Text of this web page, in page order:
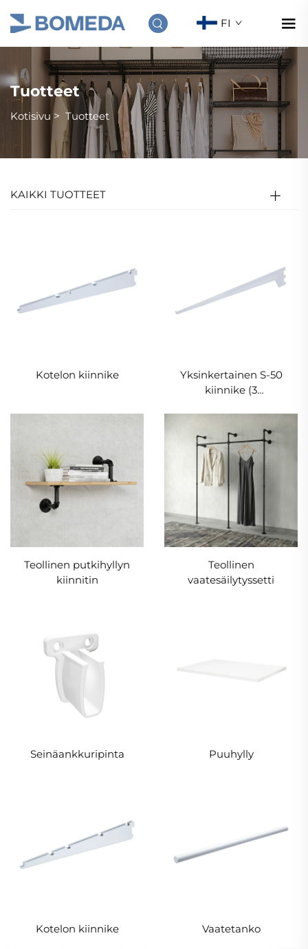
FI
Tuotteet
Kotisivu > Tuotteet
KAIKKI TUOTTEET
Kotelon kiinnike
Yksinkertainen S-50
kiinnike (3
Teollinen putkihyllyn
kiinnitin
Teollinen
vaatesäilytyssetti
Seinäankkuripinta Puuhylly
Kotelon kiinnike Vaatetanko